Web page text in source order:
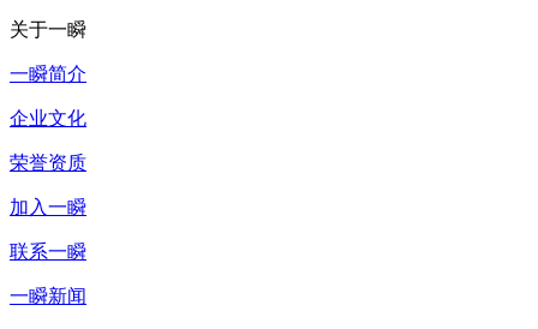
关于一瞬
一瞬简介
企业文化
荣誉资质
加入一瞬
联系一瞬
一瞬新闻